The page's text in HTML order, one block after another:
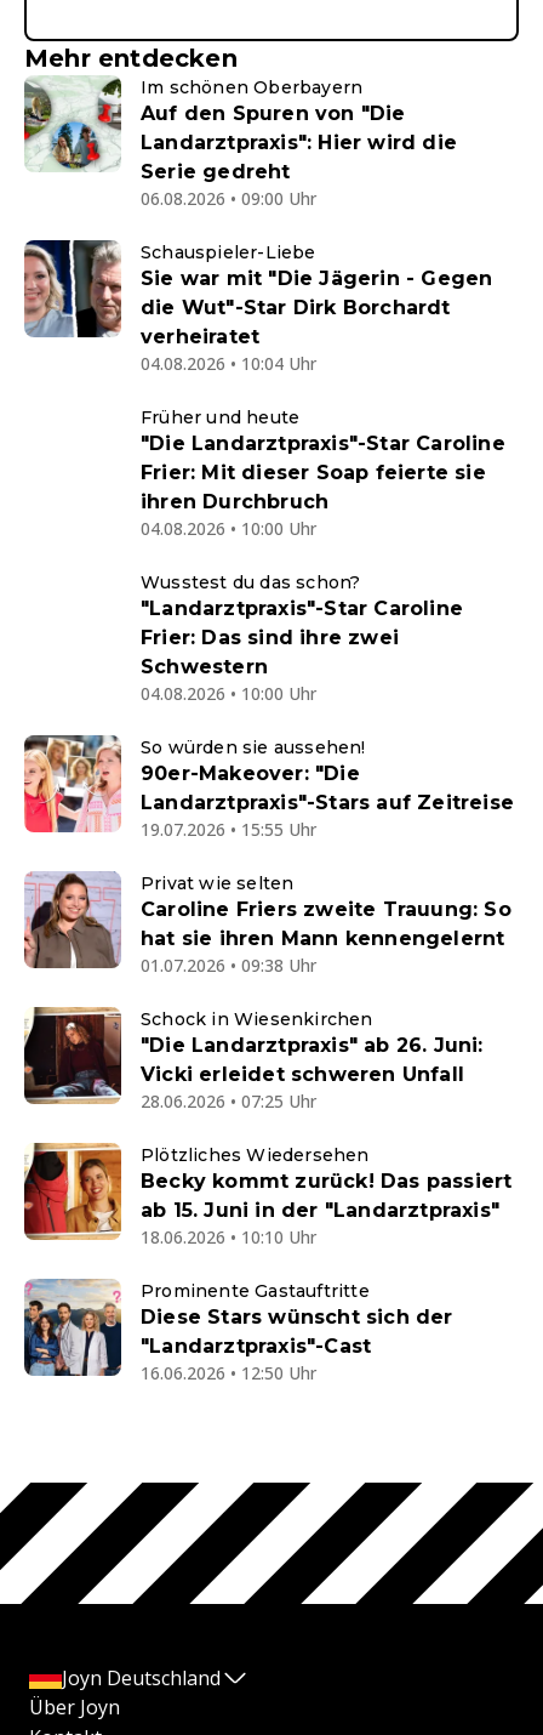
Mehr entdecken
Im schönen Oberbayern
Auf den Spuren von "Die
Landarztpraxis": Hier wird die
Serie gedreht
06.08.2026 • 09:00 Uhr
Schauspieler-Liebe
Sie war mit "Die Jägerin - Gegen
die Wut"-Star Dirk Borchardt
verheiratet
04.08.2026 • 10:04 Uhr
Früher und heute
"Die Landarztpraxis"-Star Caroline
Frier: Mit dieser Soap feierte sie
ihren Durchbruch
04.08.2026 • 10:00 Uhr
Wusstest du das schon?
"Landarztpraxis"-Star Caroline
Frier: Das sind ihre zwei
Schwestern
04.08.2026 • 10:00 Uhr
So würden sie aussehen!
90er-Makeover: "Die
Landarztpraxis"-Stars auf Zeitreise
19.07.2026 • 15:55 Uhr
Privat wie selten
Caroline Friers zweite Trauung: So
hat sie ihren Mann kennengelernt
01.07.2026 • 09:38 Uhr
Schock in Wiesenkirchen
"Die Landarztpraxis" ab 26. Juni:
Vicki erleidet schweren Unfall
28.06.2026 • 07:25 Uhr
Plötzliches Wiedersehen
Becky kommt zurück! Das passiert
ab 15. Juni in der "Landarztpraxis"
18.06.2026 • 10:10 Uhr
Prominente Gastauftritte
Diese Stars wünscht sich der
"Landarztpraxis"-Cast
16.06.2026 • 12:50 Uhr
Joyn Deutschland
Über Joyn